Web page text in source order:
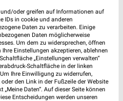
an der Riß
20:00 Uhr | Schließt in 47 Min.
6 Prospekte
oder greifen auf Informationen auf
IDs in cookie und anderen
Daten zu verarbeiten. Einige
Daten möglicherweise
Um dem zu widersprechen, öffnen
Ihre Einstellungen akzeptieren, ablehnen
„Einstellungen verwalten“
Schaltfläche in der linken
Ihre Einwilligung zu widerrufen,
den Link in der Fußzeile der Website
Daten“. Auf dieser Seite können
Entscheidungen werden unseren